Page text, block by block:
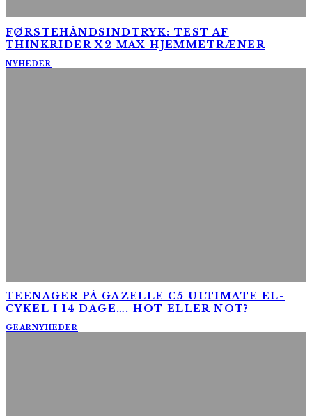
FØRSTEHÅNDSINDTRYK: TEST AF
THINKRIDER X2 MAX HJEMMETRÆNER
NYHEDER
TEENAGER PÅ GAZELLE C5 ULTIMATE EL-
CYKEL I 14 DAGE…. HOT ELLER NOT?
GEARNYHEDER